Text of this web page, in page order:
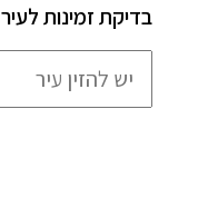
בדיקת זמינות לעיר